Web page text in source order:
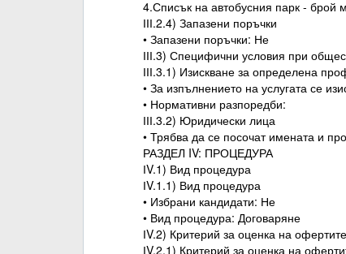
4.Списък на автобусния парк - брой
ІІІ.2.4) Запазени поръчки
• Запазени поръчки: Не
ІІІ.3) Специфични условия при
ІІІ.3.1) Изискване за определена
• За изпълнението на услугата се
• Нормативни разпоредби:
ІІІ.3.2) Юридически лица
• Трябва да се посочат имената и
РАЗДЕЛ IV: ПРОЦЕДУРА
ІV.1) Вид процедура
ІV.1.1) Вид процедура
• Избрани кандидати: Не
• Вид процедура: Договаряне
ІV.2) Критерий за оценка на офертите
ІV.2.1) Критерий за оценка на